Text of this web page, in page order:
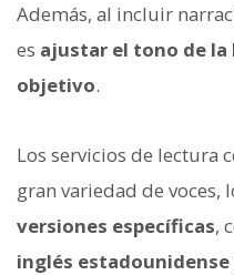
Además, al incluir
es ajustar el tono de
objetivo.
Los servicios de lectura
gran variedad de voces,
versiones específicas,
inglés estadounidense